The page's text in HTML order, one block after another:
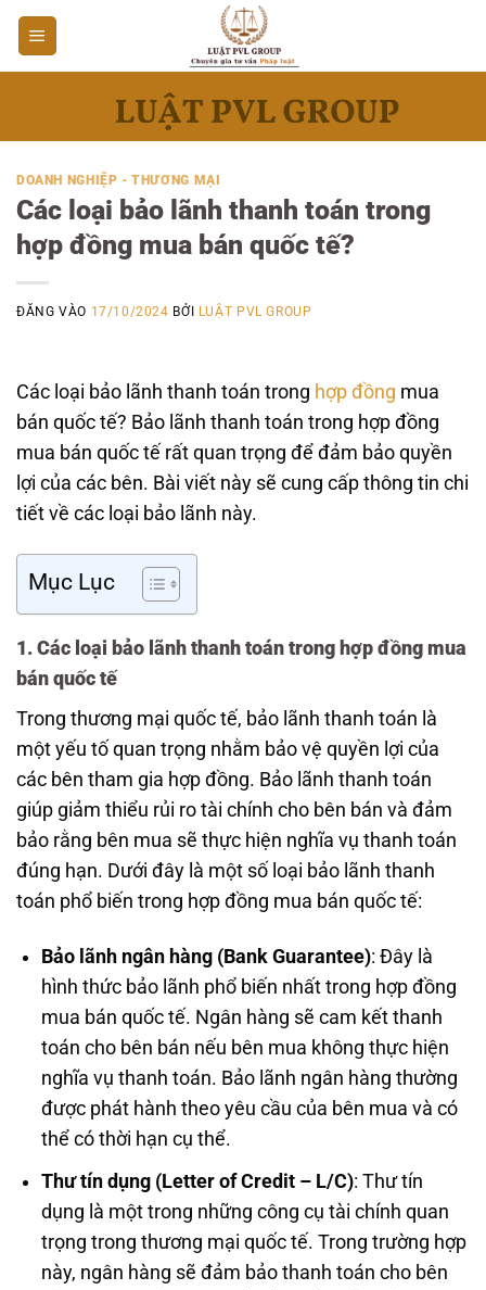
Bỏ
qua
nội
DOANH NGHIỆP - THƯƠNG MẠI
Các loại bảo lãnh thanh toán trong
hợp đồng mua bán quốc tế?
ĐĂNG VÀO 17/10/2024 BỞI LUẬT PVL GROUP
Các loại bảo lãnh thanh toán trong hợp đồng mua
bán quốc tế? Bảo lãnh thanh toán trong hợp đồng
mua bán quốc tế rất quan trọng để đảm bảo quyền
lợi của các bên. Bài viết này sẽ cung cấp thông tin chi
tiết về các loại bảo lãnh này.
Mục Lục
1. Các loại bảo lãnh thanh toán trong hợp đồng mua
bán quốc tế
Trong thương mại quốc tế, bảo lãnh thanh toán là
một yếu tố quan trọng nhằm bảo vệ quyền lợi của
các bên tham gia hợp đồng. Bảo lãnh thanh toán
giúp giảm thiểu rủi ro tài chính cho bên bán và đảm
bảo rằng bên mua sẽ thực hiện nghĩa vụ thanh toán
đúng hạn. Dưới đây là một số loại bảo lãnh thanh
toán phổ biến trong hợp đồng mua bán quốc tế:
Bảo lãnh ngân hàng (Bank Guarantee): Đây là
hình thức bảo lãnh phổ biến nhất trong hợp đồng
mua bán quốc tế. Ngân hàng sẽ cam kết thanh
toán cho bên bán nếu bên mua không thực hiện
nghĩa vụ thanh toán. Bảo lãnh ngân hàng thường
được phát hành theo yêu cầu của bên mua và có
thể có thời hạn cụ thể.
Thư tín dụng (Letter of Credit – L/C): Thư tín
dụng là một trong những công cụ tài chính quan
trọng trong thương mại quốc tế. Trong trường hợp
này, ngân hàng sẽ đảm bảo thanh toán cho bên